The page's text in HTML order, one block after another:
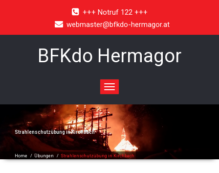
+++ Notruf 122 +++
webmaster@bfkdo-hermagor.at
BFKdo Hermagor
Toggle
navigation
Strahlenschutzübung in Kirchbach
Home / Übungen / Strahlenschutzübung in Kirchbach